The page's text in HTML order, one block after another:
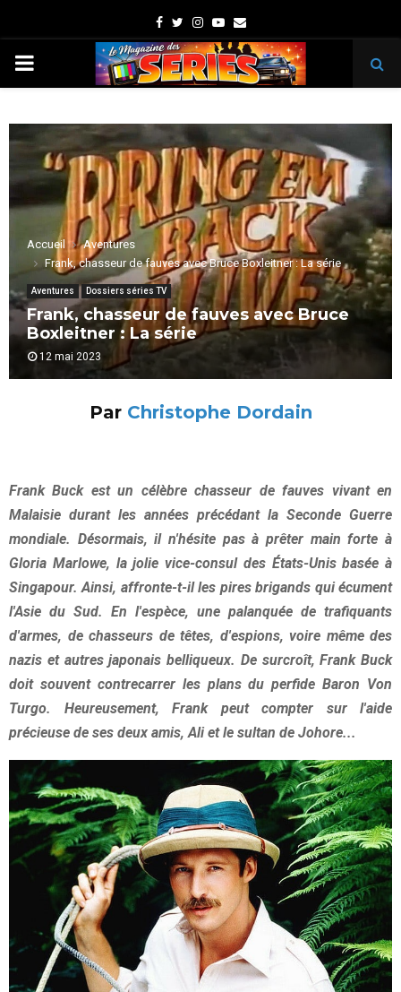
Facebook
TwitterInstagram
Youtube
Email
PRIMARY
Accueil
Aventures
Frank, chasseur de fauves avec Bruce Boxleitner : La série
Aventures Dossiers séries TV
Frank, chasseur de fauves avec Bruce
Boxleitner : La série
12 mai 2023
Par Christophe Dordain
Frank Buck est un célèbre chasseur de fauves vivant en
Malaisie durant les années précédant la Seconde Guerre
mondiale. Désormais, il n'hésite pas à prêter main forte à
Gloria Marlowe, la jolie vice-consul des États-Unis basée à
Singapour. Ainsi, affronte-t-il les pires brigands qui écument
l'Asie du Sud. En l'espèce, une palanquée de trafiquants
d'armes, de chasseurs de têtes, d'espions, voire même des
nazis et autres japonais belliqueux. De surcroît, Frank Buck
doit souvent contrecarrer les plans du perfide Baron Von
Turgo. Heureusement, Frank peut compter sur l'aide
précieuse de ses deux amis, Ali et le sultan de Johore...